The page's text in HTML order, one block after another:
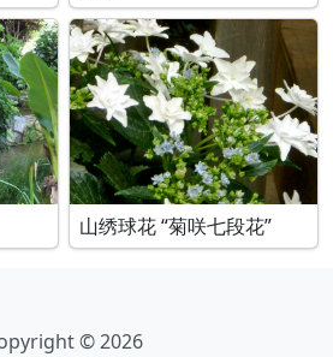
山绣球花 “菊咲七段花”
© 2026